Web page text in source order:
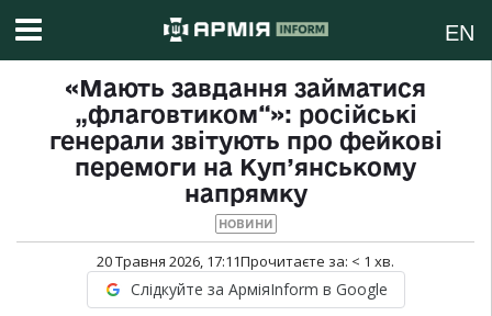
EN
«Мають завдання займатися
„флаговтиком“»: російські
генерали звітують про фейкові
перемоги на Куп’янському
напрямку
НОВИНИ
20 Травня 2026, 17:11Прочитаєте за: < 1 хв.
Слідкуйте за АрміяInform в Google